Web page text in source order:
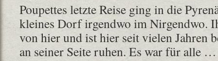
Poupettes letzte Reise ging in die
kleines Dorf irgendwo im Nirgendwo.
von hier und ist hier seit vielen Jahren
an seiner Seite ruhen. Es war für alle